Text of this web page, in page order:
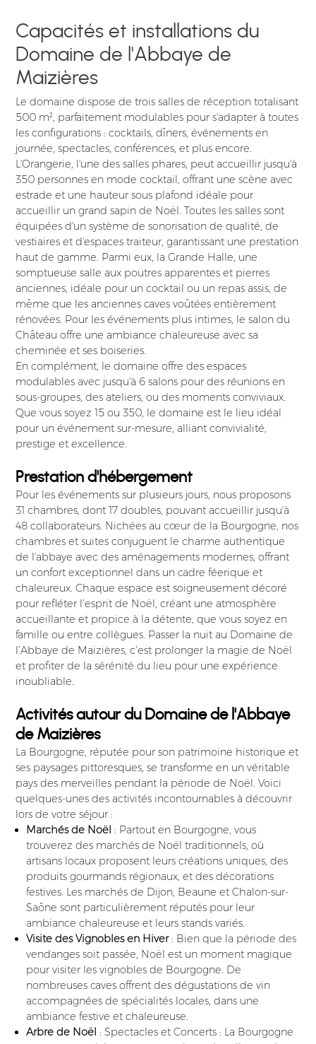
Capacités et installations du
Domaine de l'Abbaye de
Maizières
Le domaine dispose de trois salles de réception totalisant
500 m², parfaitement modulables pour s'adapter à toutes
les configurations : cocktails, dîners, événements en
journée, spectacles, conférences, et plus encore.
L'Orangerie, l'une des salles phares, peut accueillir jusqu'à
350 personnes en mode cocktail, offrant une scène avec
estrade et une hauteur sous plafond idéale pour
accueillir un grand sapin de Noël. Toutes les salles sont
équipées d'un système de sonorisation de qualité, de
vestiaires et d'espaces traiteur, garantissant une prestation
haut de gamme. Parmi eux, la Grande Halle, une
somptueuse salle aux poutres apparentes et pierres
anciennes, idéale pour un cocktail ou un repas assis, de
même que les anciennes caves voûtées entièrement
rénovées. Pour les événements plus intimes, le salon du
Château offre une ambiance chaleureuse avec sa
cheminée et ses boiseries.
En complément, le domaine offre des espaces
modulables avec jusqu'à 6 salons pour des réunions en
sous-groupes, des ateliers, ou des moments conviviaux.
Que vous soyez 15 ou 350, le domaine est le lieu idéal
pour un événement sur-mesure, alliant convivialité,
prestige et excellence.
Prestation d'hébergement
Pour les événements sur plusieurs jours, nous proposons
31 chambres, dont 17 doubles, pouvant accueillir jusqu'à
48 collaborateurs. Nichées au cœur de la Bourgogne, nos
chambres et suites conjuguent le charme authentique
de l'abbaye avec des aménagements modernes, offrant
un confort exceptionnel dans un cadre féerique et
chaleureux. Chaque espace est soigneusement décoré
pour refléter l’esprit de Noël, créant une atmosphère
accueillante et propice à la détente, que vous soyez en
famille ou entre collègues. Passer la nuit au Domaine de
l’Abbaye de Maizières, c’est prolonger la magie de Noël
et profiter de la sérénité du lieu pour une expérience
inoubliable.
Activités autour du Domaine de l'Abbaye
de Maizières
La Bourgogne, réputée pour son patrimoine historique et
ses paysages pittoresques, se transforme en un véritable
pays des merveilles pendant la période de Noël. Voici
quelques-unes des activités incontournables à découvrir
lors de votre séjour :
Marchés de Noël : Partout en Bourgogne, vous
trouverez des marchés de Noël traditionnels, où
artisans locaux proposent leurs créations uniques, des
produits gourmands régionaux, et des décorations
festives. Les marchés de Dijon, Beaune et Chalon-sur-
Saône sont particulièrement réputés pour leur
ambiance chaleureuse et leurs stands variés.
Visite des Vignobles en Hiver: Bien que la période des
vendanges soit passée, Noël est un moment magique
pour visiter les vignobles de Bourgogne. De
nombreuses caves offrent des dégustations de vin
accompagnées de spécialités locales, dans une
ambiance festive et chaleureuse.
Arbre de Noël : Spectacles et Concerts : La Bourgogne